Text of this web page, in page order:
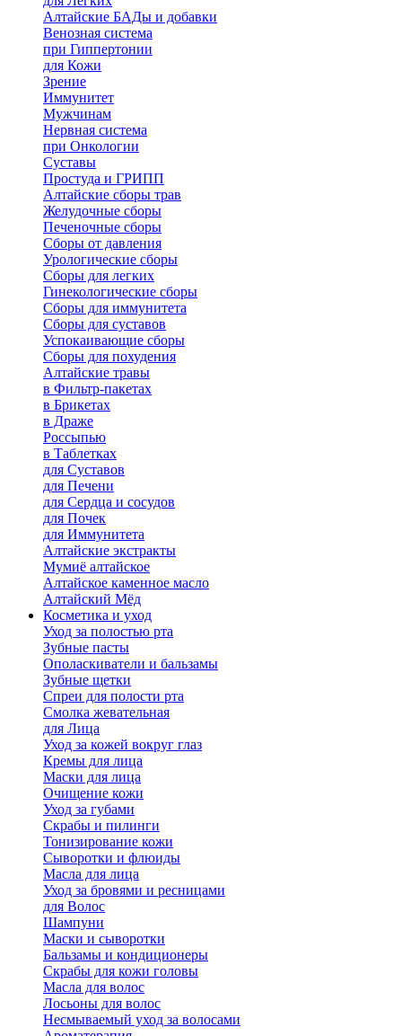
Алтайские БАДы и добавки
Венозная система
при Гиппертонии
для Кожи
Зрение
Иммунитет
Мужчинам
Нервная система
при Онкологии
Суставы
Простуда и ГРИПП
Алтайские сборы трав
Желудочные сборы
Печеночные сборы
Сборы от давления
Урологические сборы
Сборы для легких
Гинекологические сборы
Сборы для иммунитета
Сборы для суставов
Успокаивающие сборы
Сборы для похудения
Алтайские травы
в Фильтр-пакетах
в Брикетах
в Драже
Россыпью
в Таблетках
для Cуставов
для Печени
для Сердца и сосудов
для Почек
для Иммунитета
Алтайские экстракты
Мумиё алтайское
Алтайское каменное масло
Алтайский Мёд
Косметика и уход
Уход за полостью рта
Зубные пасты
Ополаскиватели и бальзамы
Зубные щетки
Спреи для полости рта
Смолка жевательная
для Лица
Уход за кожей вокруг глаз
Кремы для лица
Маски для лица
Очищение кожи
Уход за губами
Скрабы и пилинги
Тонизирование кожи
Сыворотки и флюиды
Масла для лица
Уход за бровями и ресницами
для Волос
Шампуни
Маски и сыворотки
Бальзамы и кондиционеры
Скрабы для кожи головы
Масла для волос
Лосьоны для волос
Несмываемый уход за волосами